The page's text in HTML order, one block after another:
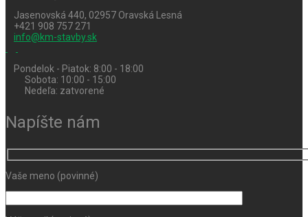
Jasenovská 440, 02957 Oravská Lesná
+421 908 757 271
info@km-stavby.sk
Pondelok - Piatok: 8:00 - 18:00
Sobota: 10:00 - 15:00
Nedeľa: zatvorené
Napíšte nám
Vaše meno (povinné)